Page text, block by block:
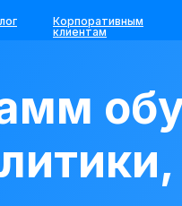
Корпоративным
клиентам